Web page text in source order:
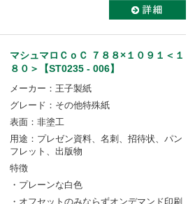
マシュマロＣｏＣ ７８８×１０９１＜１
８０＞【ST0235 - 006】
メーカー：王子製紙
グレード：その他特殊紙
表面：非塗工
用途：プレゼン資料、名刺、招待状、パン
フレット、出版物
特徴
・プレーンな白色
・オフセットのみならずオンデマンド印刷